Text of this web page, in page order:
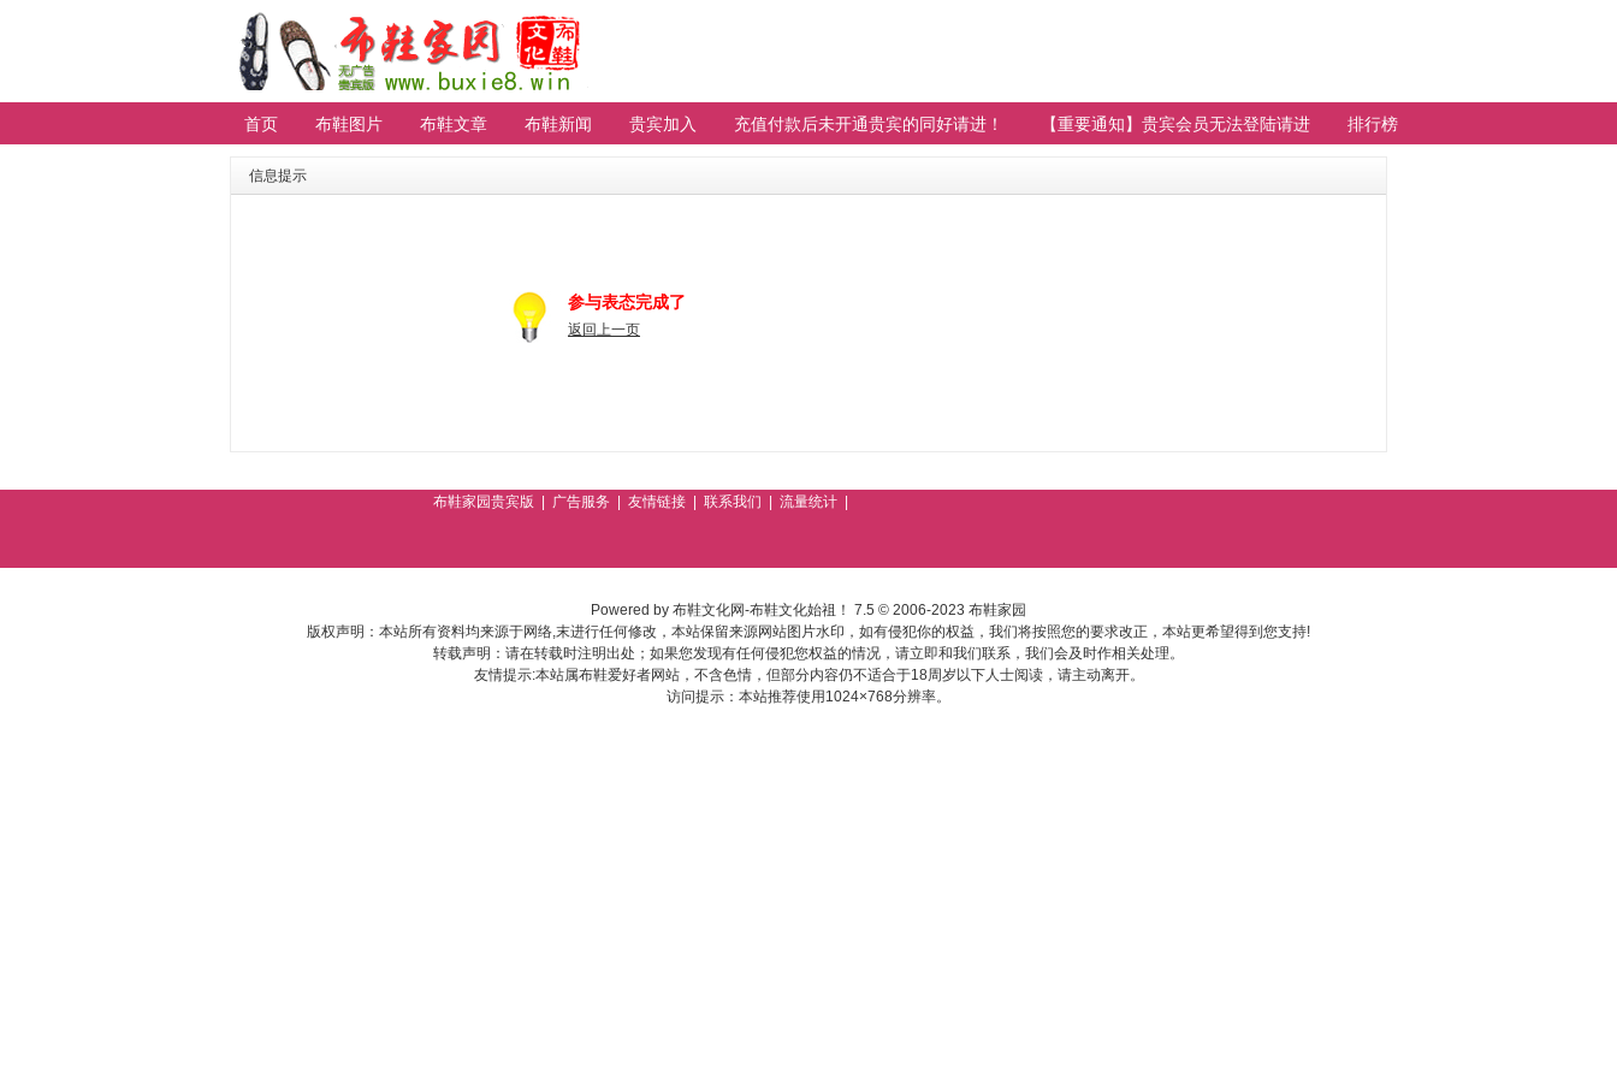
首页 布鞋图片 布鞋文章 布鞋新闻 贵宾加入 充值付款后未开通贵宾的同好请进！ 【重要通知】贵宾会员无法登陆请进 排行榜
信息提示
参与表态完成了
返回上一页
布鞋家园贵宾版 广告服务 友情链接 联系我们 流量统计
Powered by 布鞋文化网-布鞋文化始祖！ 7.5 © 2006-2023 布鞋家园
版权声明：本站所有资料均来源于网络,末进行任何修改，本站保留来源网站图片水印，如有侵犯你的权益，我们将按照您的要求改正，本站更希望得到您支持!
转载声明：请在转载时注明出处；如果您发现有任何侵犯您权益的情况，请立即和我们联系，我们会及时作相关处理。
友情提示:本站属布鞋爱好者网站，不含色情，但部分内容仍不适合于18周岁以下人士阅读，请主动离开。
访问提示：本站推荐使用1024×768分辨率。